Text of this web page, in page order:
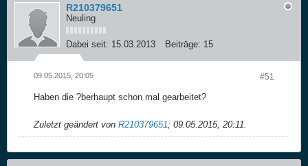
R210379651
Neuling
Dabei seit: 15.03.2013 Beiträge: 15
#51
09.05.2015, 20:05
Haben die ?berhaupt schon mal gearbeitet?
Zuletzt geändert von R210379651; 09.05.2015, 20:11.